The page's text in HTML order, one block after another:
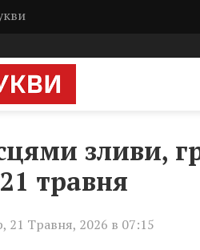
зливи,
травня
21 Травня, 2026 в 07:15